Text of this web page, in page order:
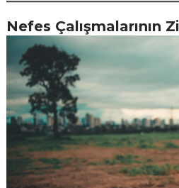
Nefes Çalışmalarının